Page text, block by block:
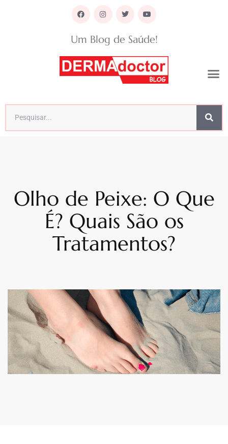
Um Blog de Saúde!
Olho de Peixe: O Que
É? Quais São os
Tratamentos?